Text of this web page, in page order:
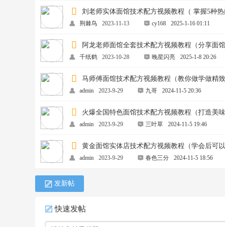
刘老师实体面馆技术配方视频教程（ 掌握5种热
荆棘鸟 2023-11-13 cy168 2025-1-16 01:11
阿龙老师面馆全套技术配方视频教程（分享面馆
千纸鹤 2023-10-28 晚星闪亮 2025-1-8 20:26
马师傅面馆技术配方视频教程（教你做学做精致
admin 2023-9-29 九哥 2024-11-5 20:36
火爆全国特色面馆技术配方视频教程（打造美
admin 2023-9-29 三叶草 2024-11-5 19:46
黄金面馆实体店技术配方视频教程（学会后可以
admin 2023-9-29 春色三分 2024-11-5 18:56
发新帖
快速发帖